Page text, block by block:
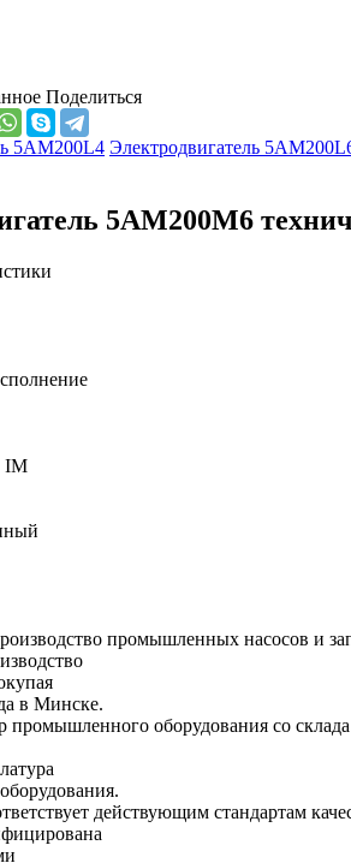
Поделиться
5АМ200L4 Электродвигатель
5АМ200М6
IM
в Минске.